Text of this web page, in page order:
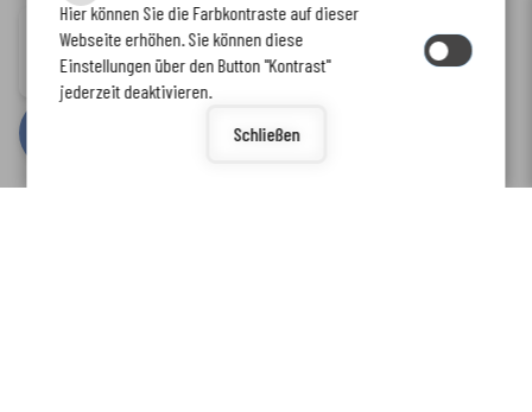
Inhalt-Impressum-Datenschutzerklärung Kontaktformular -
Barrierefreiheit
bycm citymedia GmbH
Immer auf dem neuesten Stand
www.enkreis.de möchte Ihnen Benachrichtigungen senden
Hier können Sie die Farbkontraste auf dieser
Webseite erhöhen. Sie können diese
Einstellungen über den Button "Kontrast"
jederzeit deaktivieren.
Schließen